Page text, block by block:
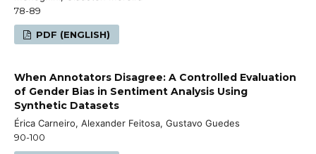
78-89
PDF (ENGLISH)
When Annotators Disagree: A Controlled Evaluation
of Gender Bias in Sentiment Analysis Using
Synthetic Datasets
Érica Carneiro, Alexander Feitosa, Gustavo Guedes
90-100